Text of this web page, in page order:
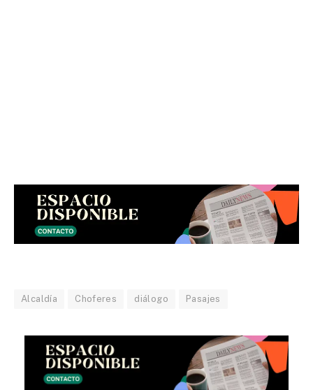
Alcaldía Choferes diálogo Pasajes